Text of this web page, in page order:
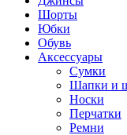
Шорты
Юбки
Обувь
Аксессуары
Сумки
Шапки и
Носки
Перчатки
Ремни